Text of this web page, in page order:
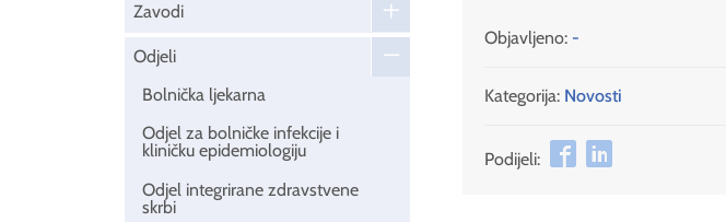
Zavodi
Odjeli
Bolnička ljekarna
Odjel za bolničke infekcije i
kliničku epidemiologiju
Odjel integrirane zdravstvene
skrbi
Objavljeno: -
Kategorija: Novosti
Podijeli: